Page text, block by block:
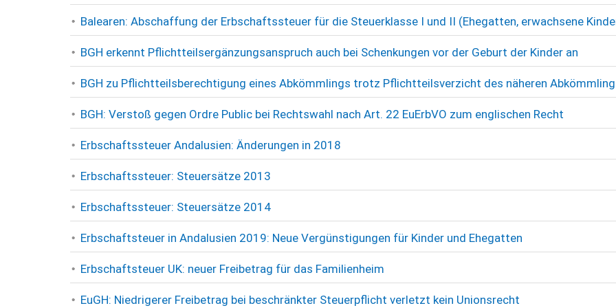
Balearen: Abschaffung der Erbschaftssteuer für die Steuerklasse I und II (Ehegatten, erwachsene
BGH erkennt Pflichtteilsergänzungsanspruch auch bei Schenkungen vor der Geburt der Kinder an
BGH zu Pflichtteilsberechtigung eines Abkömmlings trotz Pflichtteilsverzicht des näheren
BGH: Verstoß gegen Ordre Public bei Rechtswahl nach Art. 22 EuErbVO zum englischen Recht
Erbschaftssteuer Andalusien: Änderungen in 2018
Erbschaftssteuer: Steuersätze 2013
Erbschaftssteuer: Steuersätze 2014
Erbschaftsteuer in Andalusien 2019: Neue Vergünstigungen für Kinder und Ehegatten
Erbschaftsteuer UK: neuer Freibetrag für das Familienheim
EuGH: Niedrigerer Freibetrag bei beschränkter Steuerpflicht verletzt kein Unionsrecht